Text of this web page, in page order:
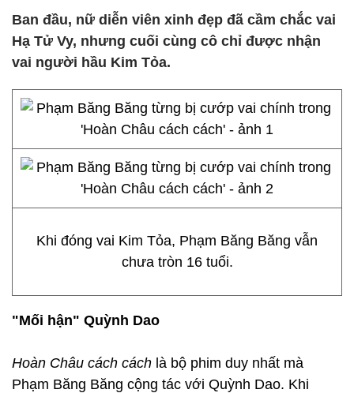
Ban đầu, nữ diễn viên xinh đẹp đã cầm chắc vai
Hạ Tử Vy, nhưng cuối cùng cô chỉ được nhận
vai người hầu Kim Tỏa.
Khi đóng vai Kim Tỏa, Phạm Băng Băng vẫn
chưa tròn 16 tuổi.
"Mối hận" Quỳnh Dao
Hoàn Châu cách cách là bộ phim duy nhất mà
Phạm Băng Băng cộng tác với Quỳnh Dao. Khi